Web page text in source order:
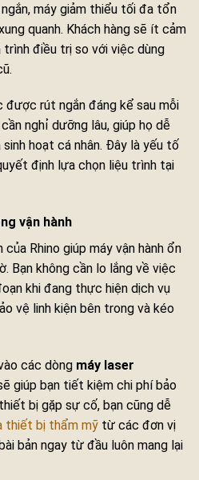
máy giảm thiểu tối đa tổn
quanh. Khách hàng sẽ ít cảm
điều trị so với việc dùng
được rút ngắn đáng kể sau mỗi
nghỉ dưỡng lâu, giúp họ dễ
hoạt cá nhân. Đây là yếu tố
định lựa chọn liệu trình tại
vận hành
Rhino giúp máy vận hành ổn
Bạn không cần lo lắng về việc
khi đang thực hiện dịch vụ
vệ linh kiện bên trong và kéo
các dòng máy laser
giúp bạn tiết kiệm chi phí bảo
bị gặp sự cố, bạn cũng dễ
thiết bị thẩm mỹ từ các đơn vị
bản ngay từ đầu luôn mang lại